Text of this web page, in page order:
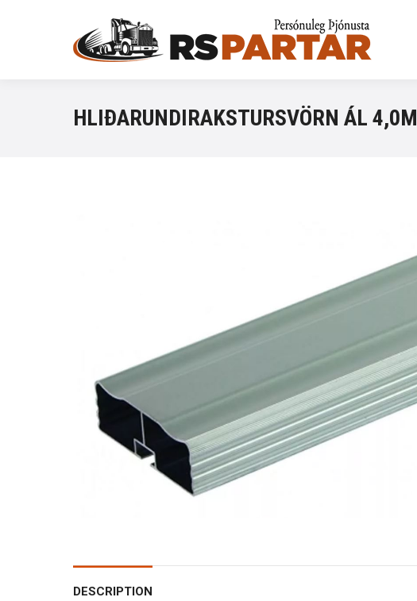
HLIÐARUNDIRAKSTURSVÖRN ÁL 4,0M
DESCRIPTION